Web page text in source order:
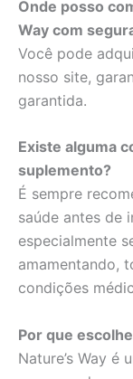
Onde posso
Way com
Você pode
nosso site,
garantida.
Existe alguma
suplemento?
É sempre
saúde antes de
especialmente
amamentando,
condições
Por que
Nature’s Way é